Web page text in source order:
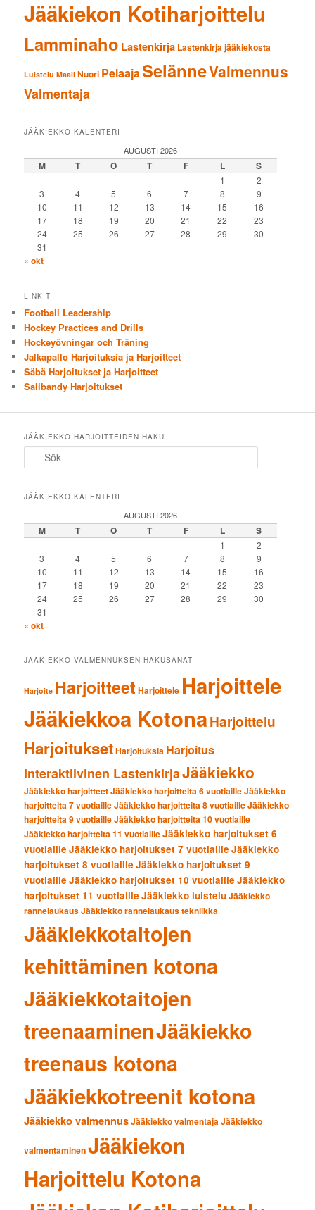
Jääkiekon Kotiharjoittelu
Lamminaho Lastenkirja Lastenkirja jääkiekosta
Luistelu Maali Nuori PelaajaSelänneValmennus
Valmentaja
JÄÄKIEKKO KALENTERI
AUGUSTI 2026
M T O T F L S
1
2
3
4 5 6 7 8
9
10
11 12 13 14 15
16
17
18 19 20 21 22
23
24
25 26 27 28 29
30
31
« okt
LINKIT
Football Leadership
Hockey Practices and Drills
Hockeyövningar och Träning
Jalkapallo Harjoituksia ja Harjoitteet
Säbä Harjoitukset ja Harjoitteet
Salibandy Harjoitukset
JÄÄKIEKKO HARJOITTEIDEN HAKU
JÄÄKIEKKO KALENTERI
AUGUSTI 2026
M T O T F L S
1
2
3
4 5 6 7 8
9
10
11 12 13 14 15
16
17
18 19 20 21 22
23
24
25 26 27 28 29
30
31
« okt
JÄÄKIEKKO VALMENNUKSEN HAKUSANAT
Harjoite Harjoitteet Harjoittele Harjoittele
Jääkiekkoa KotonaHarjoittelu
HarjoituksetHarjoituksia Harjoitus
Interaktiivinen LastenkirjaJääkiekko
Jääkiekko harjoitteetJääkiekko harjoitteita 6 vuotiailleJääkiekko
harjoitteita 7 vuotiailleJääkiekko harjoitteita 8 vuotiailleJääkiekko
harjoitteita 9 vuotiailleJääkiekko harjoitteita 10 vuotiaille
Jääkiekko harjoitteita 11 vuotiailleJääkiekko harjoitukset 6
vuotiaille Jääkiekko harjoitukset 7 vuotiaille Jääkiekko
harjoitukset 8 vuotiaille Jääkiekko harjoitukset 9
vuotiaille Jääkiekko harjoitukset 10 vuotiaille Jääkiekko
harjoitukset 11 vuotiaille Jääkiekko luisteluJääkiekko
rannelaukausJääkiekko rannelaukaus tekniikka
Jääkiekkotaitojen
kehittäminen kotona
Jääkiekkotaitojen
treenaaminenJääkiekko
treenaus kotona
Jääkiekkotreenit kotona
Jääkiekko valmennusJääkiekko valmentajaJääkiekko
valmentaminenJääkiekon
Harjoittelu Kotona